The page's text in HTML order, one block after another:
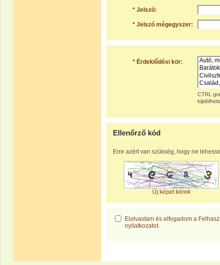
* Jelszó:
* Jelszó mégegyszer:
* Érdeklődési kör:
CTRL
Ellenőrző kód
Erre azért van szükség, hogy ne
Új képet kérek
Elolvastam és elfogadom a
nyilatkozatot.